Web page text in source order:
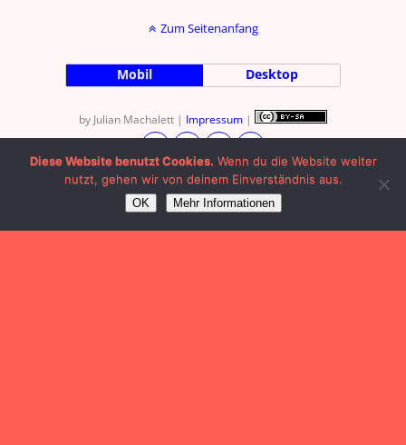
Zum Seitenanfang
Mobil Desktop
by Julian Machalett | Impressum |
Diese Website benutzt Cookies. Wenn du die Website weiter
nutzt, gehen wir von deinem Einverständnis aus.
OK Mehr Informationen